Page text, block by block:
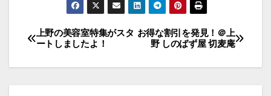
投
ナ
お得な割引を発見！＠上
野 しのばず屋 切麦庵
上野の美容室特集がスタ
ートしましたよ！